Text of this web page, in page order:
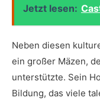
Jetzt lesen:
Neben diesen
ein großer ⁣Mäzen,
unterstützte. Sein
Bildung, das⁢ viele